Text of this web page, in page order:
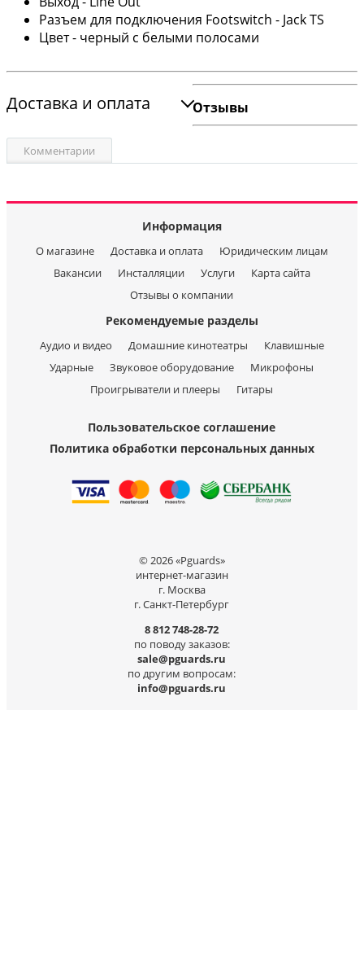
Разъем для подключения Footswitch - Jack TS
Цвет - черный с белыми полосами
Доставка и оплата Отзывы
Комментарии
Информация
О магазине Доставка и оплата
Юридическим лицам
Вакансии
Инсталляции Услуги
Карта сайта
Отзывы о компании
Рекомендуемые разделы
Аудио и видео Домашние кинотеатры
Клавишные
Ударные
Звуковое оборудование
Микрофоны
Проигрыватели и плееры
Гитары
Пользовательское соглашение
Политика обработки персональных данных
© 2026 «Pguards»
интернет-магазин
г. Москва
г. Санкт-Петербург
8 812 748-28-72
по поводу заказов:
sale@pguards.ru
по другим вопросам:
info@pguards.ru